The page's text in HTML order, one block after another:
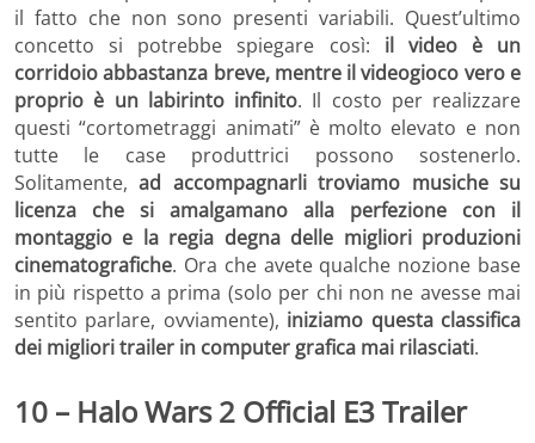
il fatto che non sono presenti variabili. Quest’ultimo
concetto si potrebbe spiegare così: il video è un
corridoio abbastanza breve, mentre il videogioco vero e
proprio è un labirinto infinito. Il costo per realizzare
questi “cortometraggi animati” è molto elevato e non
tutte le case produttrici possono sostenerlo.
Solitamente, ad accompagnarli troviamo musiche su
licenza che si amalgamano alla perfezione con il
montaggio e la regia degna delle migliori produzioni
cinematografiche. Ora che avete qualche nozione base
in più rispetto a prima (solo per chi non ne avesse mai
sentito parlare, ovviamente), iniziamo questa classifica
dei migliori trailer in computer grafica mai rilasciati.
10 – Halo Wars 2 Official E3 Trailer